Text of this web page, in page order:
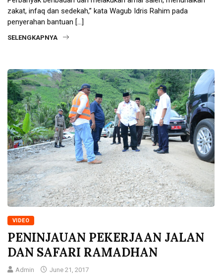
zakat, infaq dan sedekah,” kata Wagub Idris Rahim pada
penyerahan bantuan […]
SELENGKAPNYA
VIDEO
PENINJAUAN PEKERJAAN JALAN
DAN SAFARI RAMADHAN
Admin June 21, 2017